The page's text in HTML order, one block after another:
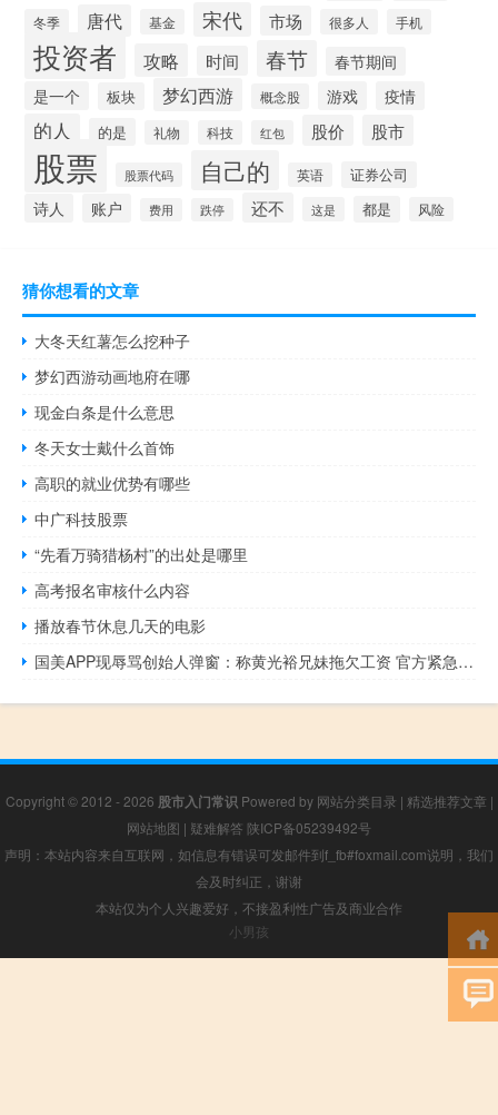
冬季 唐代 基金 宋代 市场 很多人 手机
投资者 攻略 时间 春节
春节期间
是一个
板块 梦幻西游 概念股 游戏 疫情
的人 的是 礼物 科技 红包 股价 股市
股票 股票代码 自己的 英语 证券公司
诗人 账户 费用 跌停 还不 这是 都是 风险
猜你想看的文章
大冬天红薯怎么挖种子
梦幻西游动画地府在哪
现金白条是什么意思
冬天女士戴什么首饰
高职的就业优势有哪些
中广科技股票
“先看万骑猎杨村”的出处是哪里
高考报名审核什么内容
播放春节休息几天的电影
国美APP现辱骂创始人弹窗：称黄光裕兄妹拖欠工资 官方紧急取消抽奖板块
Copyright © 2012 - 2026 股市入门常识Powered by 网站分类目录 | 精选推荐文章 |
网站地图 | 疑难解答 陕ICP备05239492号
声明：本站内容来自互联网，如信息有错误可发邮件到f_fb#foxmail.com说明，我们
会及时纠正，谢谢
本站仅为个人兴趣爱好，不接盈利性广告及商业合作
小男孩